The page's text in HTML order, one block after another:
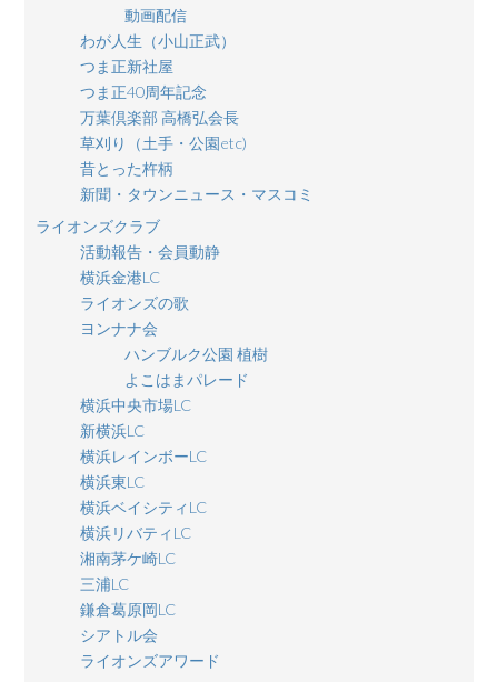
動画配信
わが人生（小山正武）
つま正新社屋
つま正40周年記念
万葉倶楽部 高橋弘会長
草刈り（土手・公園etc)
昔とった杵柄
新聞・タウンニュース・マスコミ
ライオンズクラブ
活動報告・会員動静
横浜金港LC
ライオンズの歌
ヨンナナ会
ハンブルク公園 植樹
よこはまパレード
横浜中央市場LC
新横浜LC
横浜レインボーLC
横浜東LC
横浜ベイシティLC
横浜リバティLC
湘南茅ケ崎LC
三浦LC
鎌倉葛原岡LC
シアトル会
ライオンズアワード